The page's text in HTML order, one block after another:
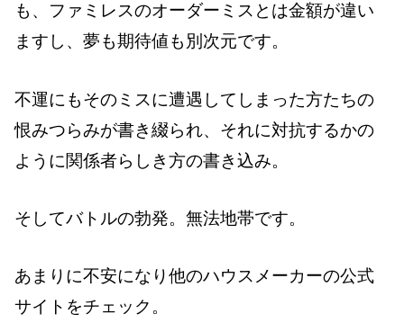
も、ファミレスのオーダーミスとは金額が違い
ますし、夢も期待値も別次元です。
不運にもそのミスに遭遇してしまった方たちの
恨みつらみが書き綴られ、それに対抗するかの
ように関係者らしき方の書き込み。
そしてバトルの勃発。無法地帯です。
あまりに不安になり他のハウスメーカーの公式
サイトをチェック。